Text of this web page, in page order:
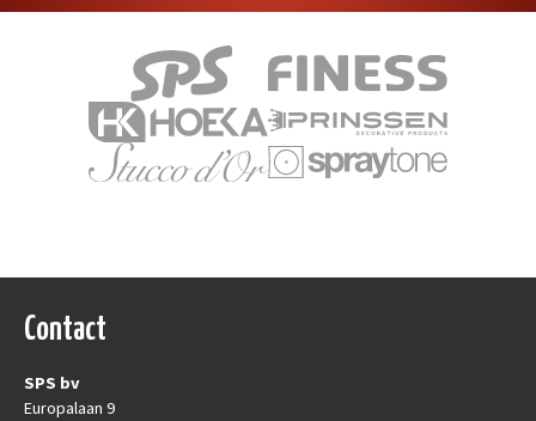
Contact
SPS bv
Europalaan 9